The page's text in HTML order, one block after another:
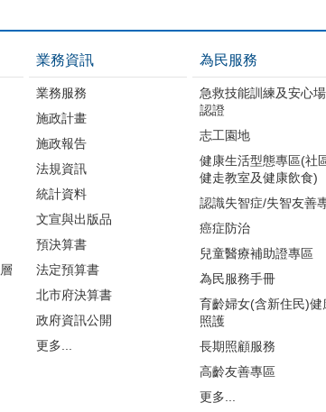
業務資訊
業務服務
施政計畫
施政報告
法規資訊
統計資料
文宣與出版品
預決算書
法定預算書
北市府決算書
政府資訊公開
更多...
為民服務
急救技能訓練及安心
認證
志工園地
健康生活型態專區(社
健走教室及健康飲食)
認識失智症/失智友善
癌症防治
兒童醫療補助證專區
為民服務手冊
育齡婦女(含新住民)健
照護
長期照顧服務
高齡友善專區
更多...